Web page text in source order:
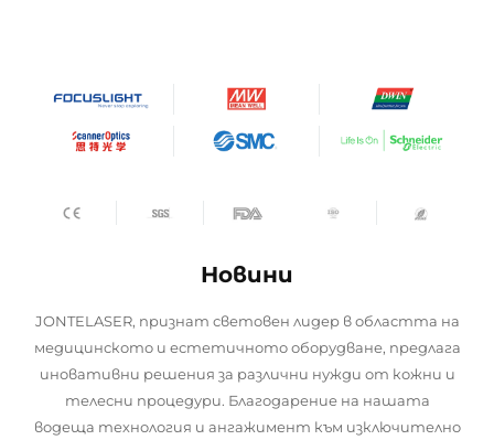
Новини
JONTELASER, признат световен лидер в областта на
медицинското и естетичното оборудване, предлага
иновативни решения за различни нужди от кожни и
телесни процедури. Благодарение на нашата
водеща технология и ангажимент към изключително